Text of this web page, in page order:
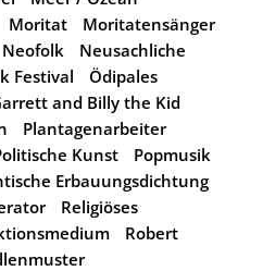
Moritat
Moritatensänger
Neofolk
Neusachliche
Festival
Ödipales
and Billy the Kid
Plantagenarbeiter
Kunst
Popmusik
Erbauungsdichtung
Religiöses
Robert